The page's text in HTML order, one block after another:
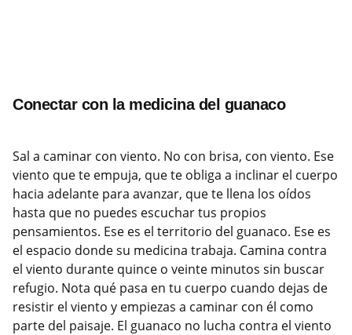
Conectar con la medicina del guanaco
Sal a caminar con viento. No con brisa, con viento. Ese
viento que te empuja, que te obliga a inclinar el cuerpo
hacia adelante para avanzar, que te llena los oídos
hasta que no puedes escuchar tus propios
pensamientos. Ese es el territorio del guanaco. Ese es
el espacio donde su medicina trabaja. Camina contra
el viento durante quince o veinte minutos sin buscar
refugio. Nota qué pasa en tu cuerpo cuando dejas de
resistir el viento y empiezas a caminar con él como
parte del paisaje. El guanaco no lucha contra el viento